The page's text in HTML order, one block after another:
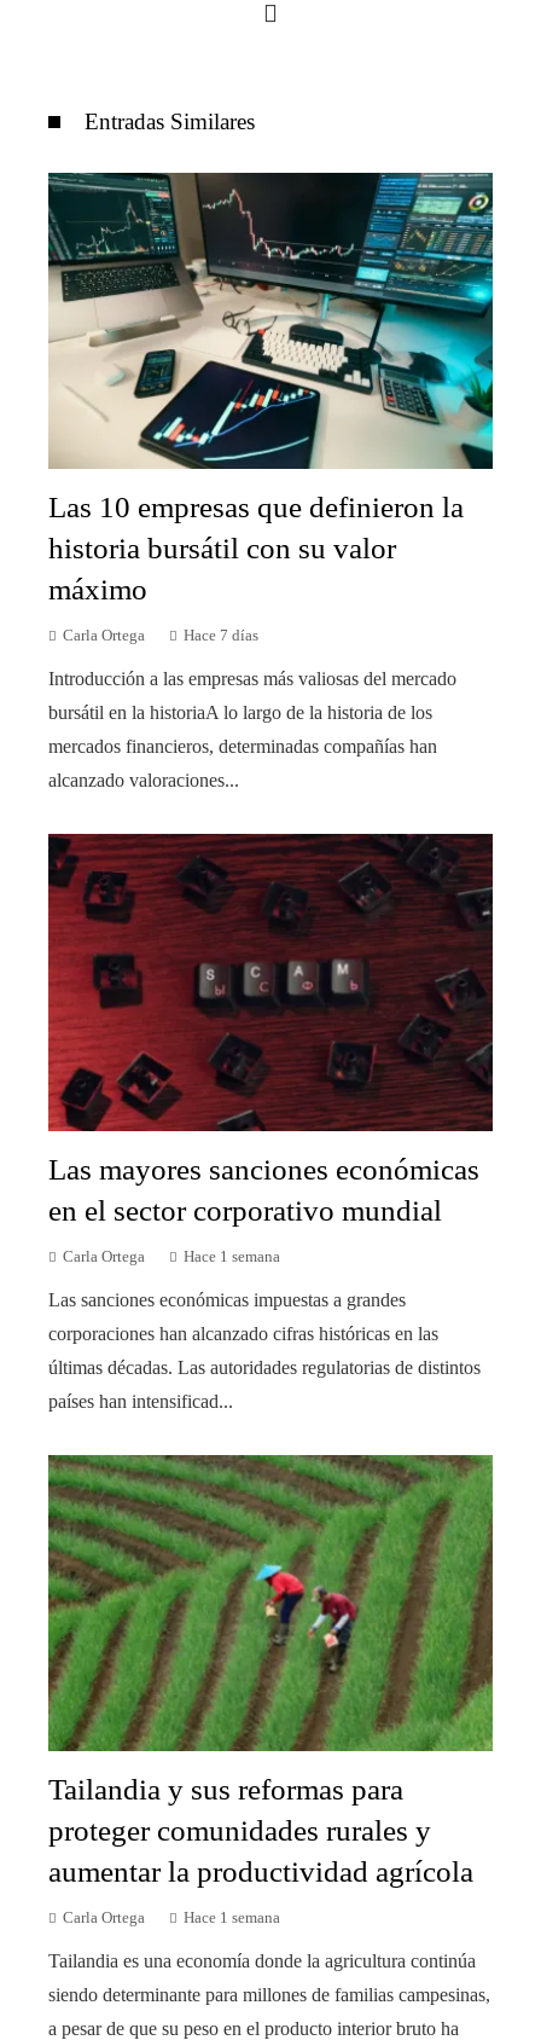
Entradas Similares
Las 10 empresas que definieron la
historia bursátil con su valor
máximo
Carla Ortega Hace 7 días
Introducción a las empresas más valiosas del mercado
bursátil en la historiaA lo largo de la historia de los
mercados financieros, determinadas compañías han
alcanzado valoraciones...
Las mayores sanciones económicas
en el sector corporativo mundial
Carla Ortega Hace 1 semana
Las sanciones económicas impuestas a grandes
corporaciones han alcanzado cifras históricas en las
últimas décadas. Las autoridades regulatorias de distintos
países han intensificad...
Tailandia y sus reformas para
proteger comunidades rurales y
aumentar la productividad agrícola
Carla Ortega Hace 1 semana
Tailandia es una economía donde la agricultura continúa
siendo determinante para millones de familias campesinas,
a pesar de que su peso en el producto interior bruto ha